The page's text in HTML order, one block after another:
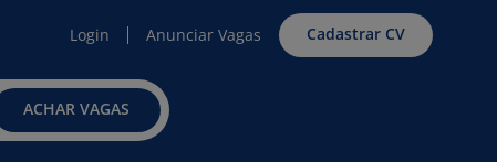
Login Anunciar Vagas Cadastrar CV
ACHAR VAGAS